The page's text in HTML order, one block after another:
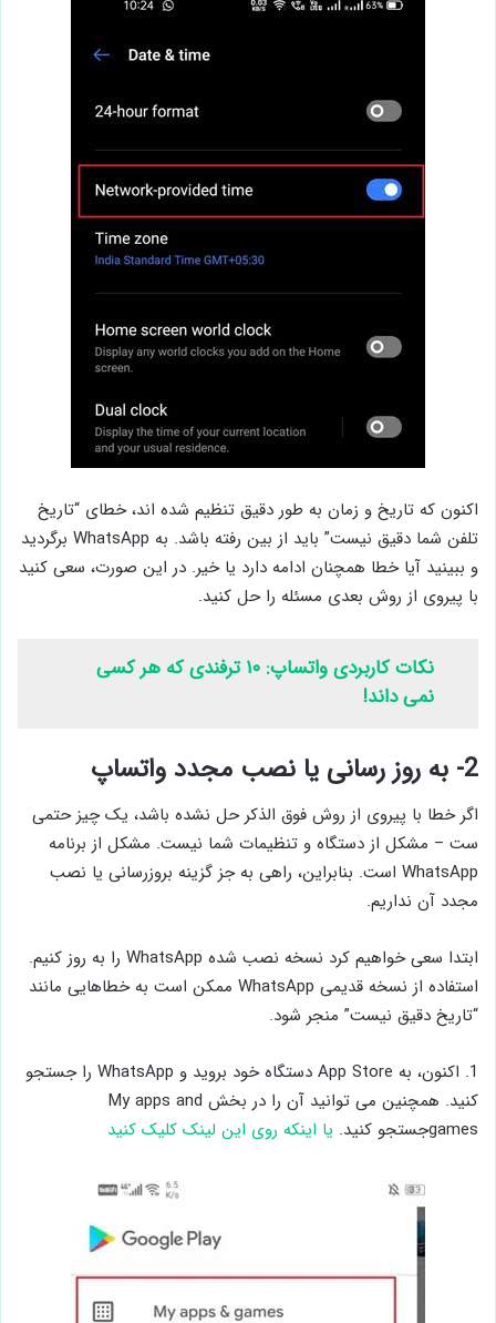
اکنون که تاریخ و زمان به طور دقیق تنظیم شده اند، خطای “تاریخ
تلفن شما دقیق نیست” باید از بین رفته باشد. به WhatsApp برگردید
و ببینید آیا خطا همچنان ادامه دارد یا خیر. در این صورت، سعی کنید
با پیروی از روش بعدی مسئله را حل کنید.
نکات کاربردی واتساپ: ۱۰ ترفندی که هر کسی
نمی داند!
2- به روز رسانی یا نصب مجدد واتساپ
اگر خطا با پیروی از روش فوق الذکر حل نشده باشد، یک چیز حتمی
ست – مشکل از دستگاه و تنظیمات شما نیست. مشکل از برنامه
WhatsApp است. بنابراین، راهی به جز گزینه بروزرسانی یا نصب
مجدد آن نداریم.
ابتدا سعی خواهیم کرد نسخه نصب شده WhatsApp را به روز کنیم.
استفاده از نسخه قدیمی WhatsApp ممکن است به خطاهایی مانند
“تاریخ دقیق نیست” منجر شود.
1. اکنون، به App Store دستگاه خود بروید و WhatsApp را جستجو
کنید. همچنین می توانید آن را در بخش My apps and
gamesجستجو کنید.
یا اینکه روی این لینک کلیک کنید